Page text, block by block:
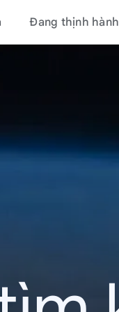
Đang thịnh hành